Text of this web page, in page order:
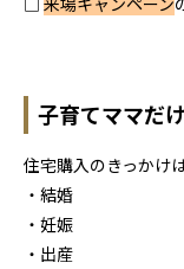
子育てママだけ
住宅購入のきっかけは
・結婚
・妊娠
・出産